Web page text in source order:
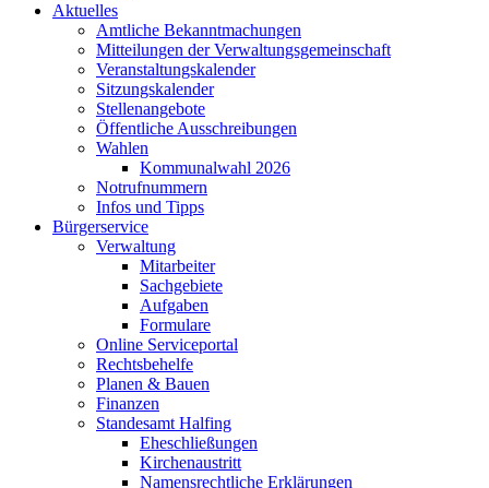
Aktuelles
Amtliche Bekanntmachungen
Mitteilungen der Verwaltungsgemeinschaft
Veranstaltungskalender
Sitzungskalender
Stellenangebote
Öffentliche Ausschreibungen
Wahlen
Kommunalwahl 2026
Notrufnummern
Infos und Tipps
Bürgerservice
Verwaltung
Mitarbeiter
Sachgebiete
Aufgaben
Formulare
Online Serviceportal
Rechtsbehelfe
Planen & Bauen
Finanzen
Standesamt Halfing
Eheschließungen
Kirchenaustritt
Namensrechtliche Erklärungen